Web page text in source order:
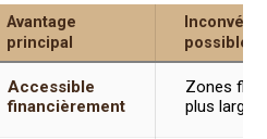
Avantage
principal
possible
Accessible
financièrement
Zones
plus larges